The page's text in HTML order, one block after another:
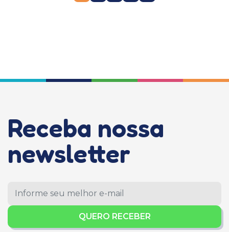
Receba nossa
newsletter
QUERO RECEBER